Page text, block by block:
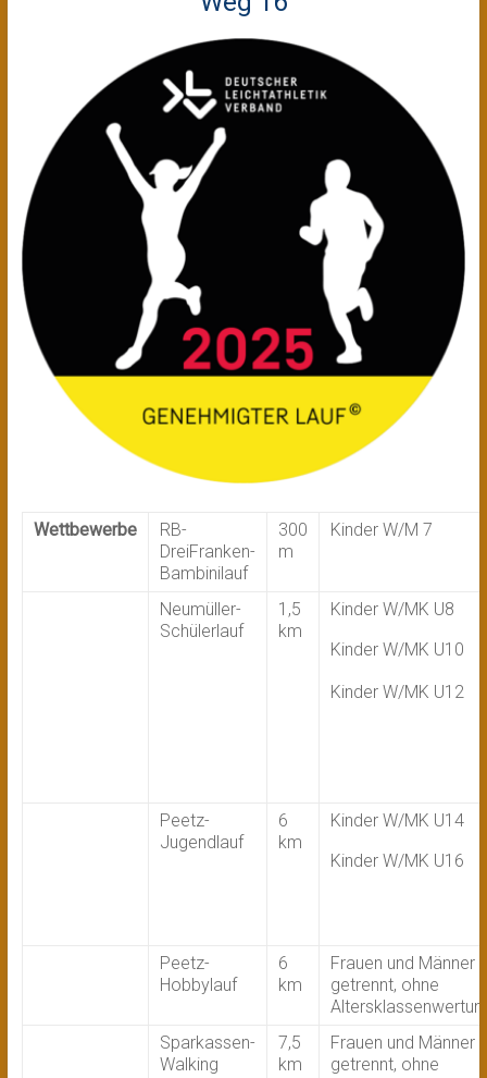
Wettbewerbe
RB-
DreiFranken-
Bambinilauf
300
m
Kinder W/M 7
Neumüller-
Schülerlauf
1,5
km
Kinder W/MK U8
Kinder W/MK U10
Kinder W/MK U12
Peetz-
Jugendlauf
6
km
Kinder W/MK U14
Kinder W/MK U16
Peetz-
Hobbylauf
6
km
Frauen und Männer
getrennt, ohne
Sparkassen-
Walking
7,5
km
Frauen und Männer
getrennt, ohne